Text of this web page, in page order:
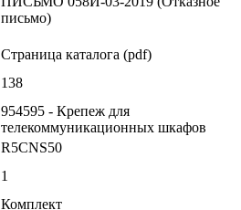
письмо)
Страница каталога (pdf)
138
954595 - Крепеж для
телекоммуникационных шкафов
R5CNS50
1
Комплект